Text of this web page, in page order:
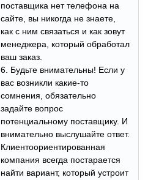
поставщика нет телефона на
сайте, вы никогда не знаете,
как с ним связаться и как зовут
менеджера, который обработал
ваш заказ.
6. Будьте внимательны! Если у
вас возникли какие-то
сомнения, обязательно
задайте вопрос
потенциальному поставщику. И
внимательно выслушайте ответ.
Клиентоориентированная
компания всегда постарается
найти вариант, который устроит